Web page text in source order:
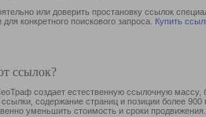
или доверить простановку ссылок
конкретного поискового запроса. Купить
ссылок?
создает естественную ссылочную
содержание страниц и позиции более
уменьшить стоимость и сроки продвижения.